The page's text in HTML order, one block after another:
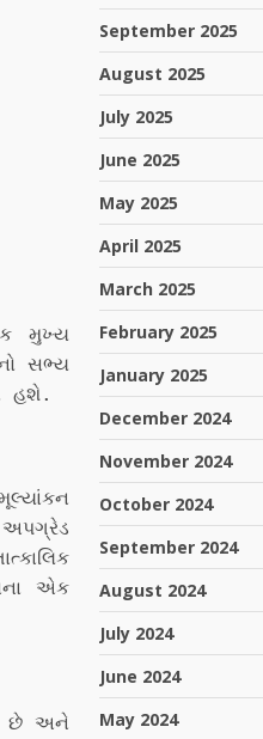
મુખ્ય
સભ્ય
હશે.
એક
છે અને
September 2025
August 2025
July 2025
June 2025
May 2025
April 2025
March 2025
February 2025
January 2025
December 2024
November 2024
October 2024
September 2024
August 2024
July 2024
June 2024
May 2024